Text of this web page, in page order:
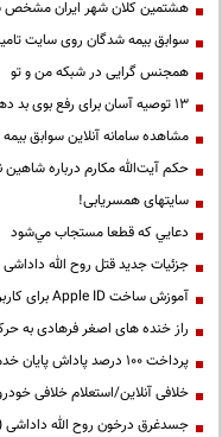
هشتمین کلان شهر ایران
سوابق بیمه شدگان روی سایت
همجنس گرایی در شبکه من و تو
13 توصیه آسان برای رفع بوی بد دهان
مشاهده سامانه آنلاين سوابق بیمه
حكم آيت‌الله مكارم درباره
سایتهای همسریابی!
دعايي كه قطعا مستجاب مي‌شود
جزئیات جدید قتل روح الله داداشی
آموزش ساخت Apple ID برای کاربران ایرانی
راز خنده های اصغر فرهادی به
پرداخت ۱۰۰ درصد پاداش پایان خدمت فرهنگیان
خلافی آنلاین/استعلام خلافی
جسدغرق درخون روح الله